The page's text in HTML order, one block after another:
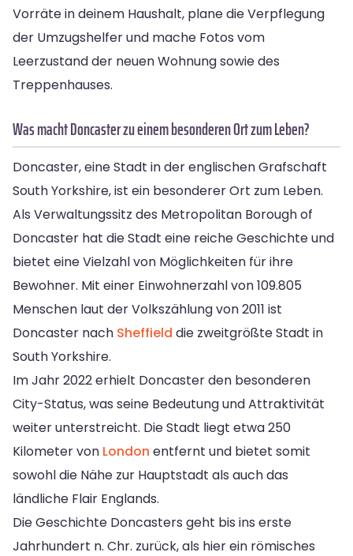
Vorräte in deinem Haushalt, plane die Verpflegung
der Umzugshelfer und mache Fotos vom
Leerzustand der neuen Wohnung sowie des
Treppenhauses.
Was macht Doncaster zu einem besonderen Ort zum Leben?
Doncaster, eine Stadt in der englischen Grafschaft
South Yorkshire, ist ein besonderer Ort zum Leben.
Als Verwaltungssitz des Metropolitan Borough of
Doncaster hat die Stadt eine reiche Geschichte und
bietet eine Vielzahl von Möglichkeiten für ihre
Bewohner. Mit einer Einwohnerzahl von 109.805
Menschen laut der Volkszählung von 2011 ist
Doncaster nach Sheffield die zweitgrößte Stadt in
South Yorkshire.
Im Jahr 2022 erhielt Doncaster den besonderen
City-Status, was seine Bedeutung und Attraktivität
weiter unterstreicht. Die Stadt liegt etwa 250
Kilometer von London entfernt und bietet somit
sowohl die Nähe zur Hauptstadt als auch das
ländliche Flair Englands.
Die Geschichte Doncasters geht bis ins erste
Jahrhundert n. Chr. zurück, als hier ein römisches